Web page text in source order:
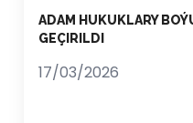
ADAM HUKUKLARY
GEÇIRILDI
17/03/2026